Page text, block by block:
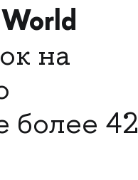
на
более 42